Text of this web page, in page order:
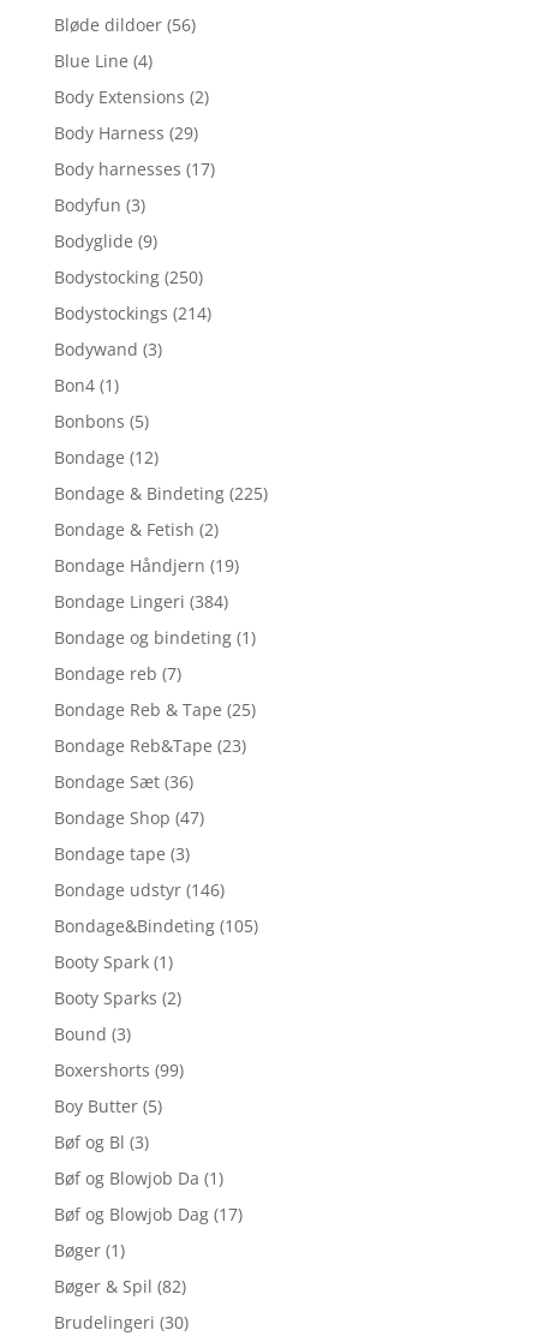
Bløde dildoer (56)
Blue Line (4)
Body Extensions (2)
Body Harness (29)
Body harnesses (17)
Bodyfun (3)
Bodyglide (9)
Bodystocking (250)
Bodystockings (214)
Bodywand (3)
Bon4 (1)
Bonbons (5)
Bondage (12)
Bondage & Bindeting (225)
Bondage & Fetish (2)
Bondage Håndjern (19)
Bondage Lingeri (384)
Bondage og bindeting (1)
Bondage reb (7)
Bondage Reb & Tape (25)
Bondage Reb&Tape (23)
Bondage Sæt (36)
Bondage Shop (47)
Bondage tape (3)
Bondage udstyr (146)
Bondage&Bindeting (105)
Booty Spark (1)
Booty Sparks (2)
Bound (3)
Boxershorts (99)
Boy Butter (5)
Bøf og Bl (3)
Bøf og Blowjob Da (1)
Bøf og Blowjob Dag (17)
Bøger (1)
Bøger & Spil (82)
Brudelingeri (30)